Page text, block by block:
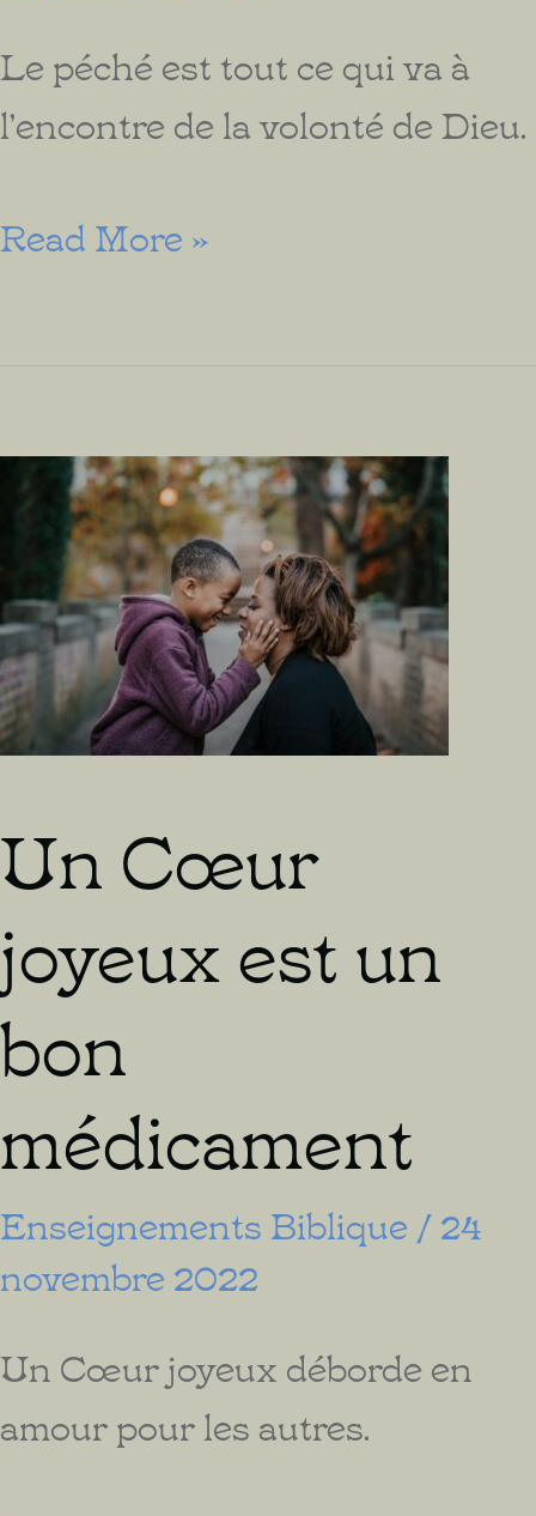
Le péché est tout ce qui va à
l’encontre de la volonté de Dieu.
L’Aiguillon
est
péché
Read More »
Un Cœur
joyeux est un
bon
médicament
Enseignements Biblique /24
novembre 2022
Un Cœur joyeux déborde en
amour pour les autres.